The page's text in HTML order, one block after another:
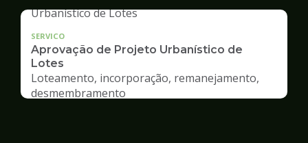
SERVICO
Aprovação de Projeto Urbanístico de
Lotes
Loteamento, incorporação, remanejamento,
desmembramento